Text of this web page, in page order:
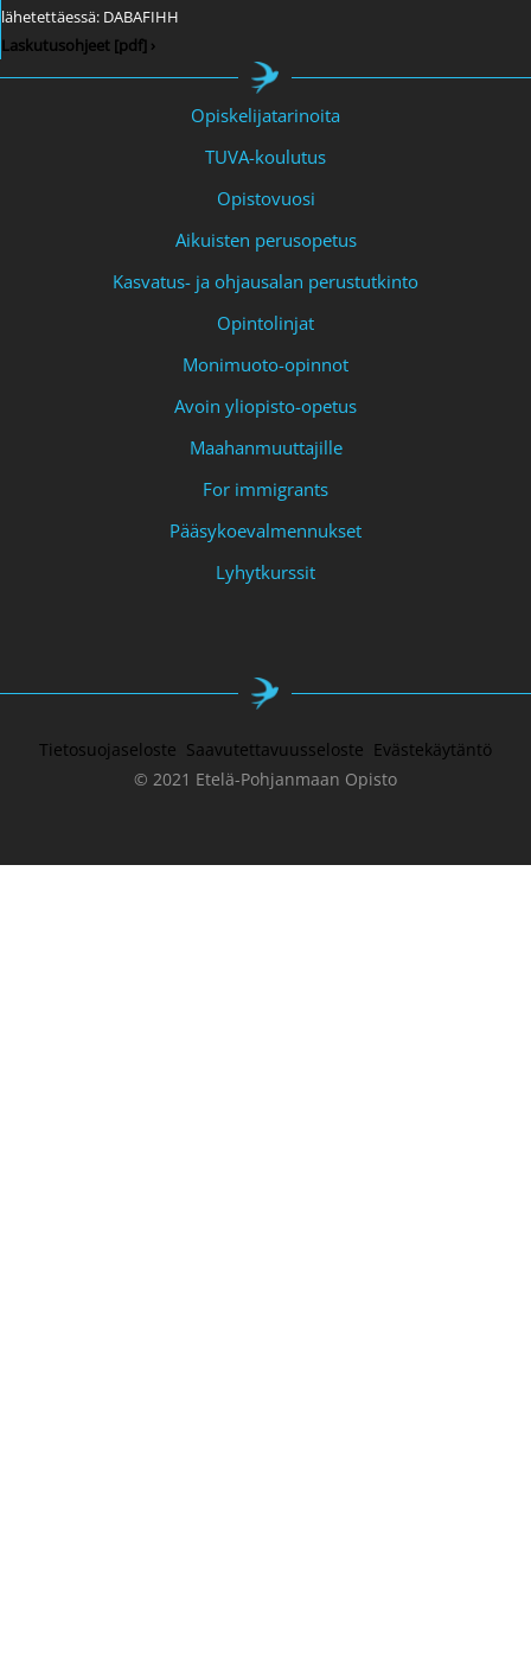
lähetettäessä: DABAFIHH
Laskutusohjeet [pdf] ›
Opiskelijatarinoita
TUVA-koulutus
Opistovuosi
Aikuisten perusopetus
Kasvatus- ja ohjausalan perustutkinto
Opintolinjat
Monimuoto-opinnot
Avoin yliopisto-opetus
Maahanmuuttajille
For immigrants
Pääsykoevalmennukset
Lyhytkurssit
Tietosuojaseloste Saavutettavuusseloste Evästekäytäntö
© 2021 Etelä-Pohjanmaan Opisto